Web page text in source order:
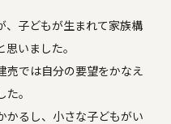
、子どもが生まれて家族構
いました。
売では自分の要望をかなえ
。
かるし、小さな子どもがい